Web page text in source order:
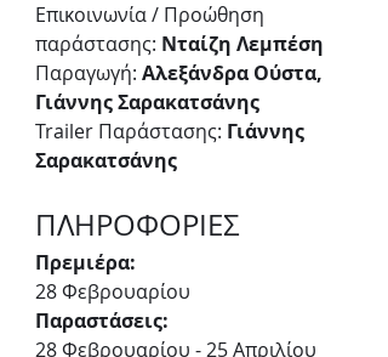
Επικοινωνία / Προώθηση
παράστασης: Νταίζη Λεμπέση
Παραγωγή: Αλεξάνδρα Ούστα,
Γιάννης Σαρακατσάνης
Trailer Παράστασης: Γιάννης
Σαρακατσάνης
ΠΛΗΡΟΦΟΡΙΕΣ
Πρεμιέρα:
28 Φεβρουαρίου
Παραστάσεις:
28 Φεβρουαρίου - 25 Απριλίου